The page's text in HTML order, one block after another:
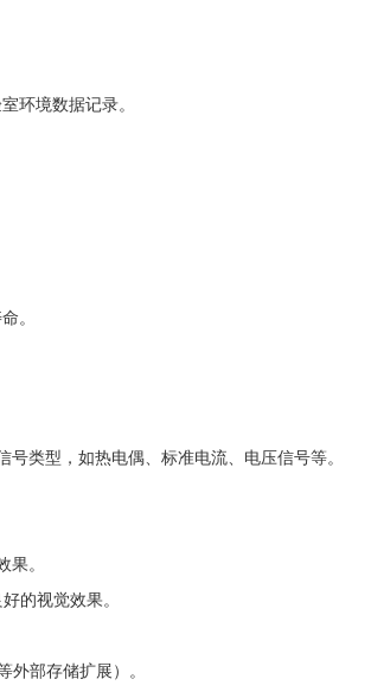
环境数据记录。
。
类型，如热电偶、标准电流、电压信号等。
。
的视觉效果。
部存储扩展）。